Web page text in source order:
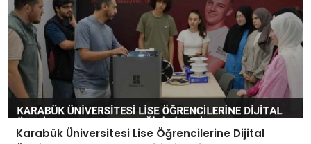
Karabük Üniversitesi Lise Öğrencilerine Dijital